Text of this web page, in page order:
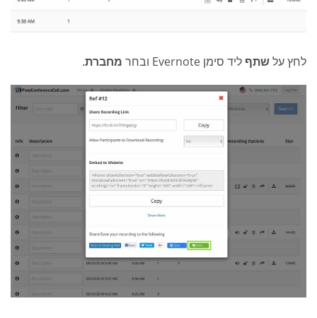
לחץ עלשתף ליד סימן Evernote ובחר מחברת.